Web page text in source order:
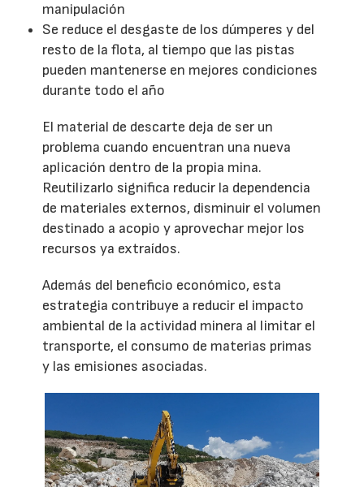
manipulación
Se reduce el desgaste de los dúmperes y del
resto de la flota, al tiempo que las pistas
pueden mantenerse en mejores condiciones
durante todo el año
El material de descarte deja de ser un
problema cuando encuentran una nueva
aplicación dentro de la propia mina.
Reutilizarlo significa reducir la dependencia
de materiales externos, disminuir el volumen
destinado a acopio y aprovechar mejor los
recursos ya extraídos.
Además del beneficio económico, esta
estrategia contribuye a reducir el impacto
ambiental de la actividad minera al limitar el
transporte, el consumo de materias primas
y las emisiones asociadas.